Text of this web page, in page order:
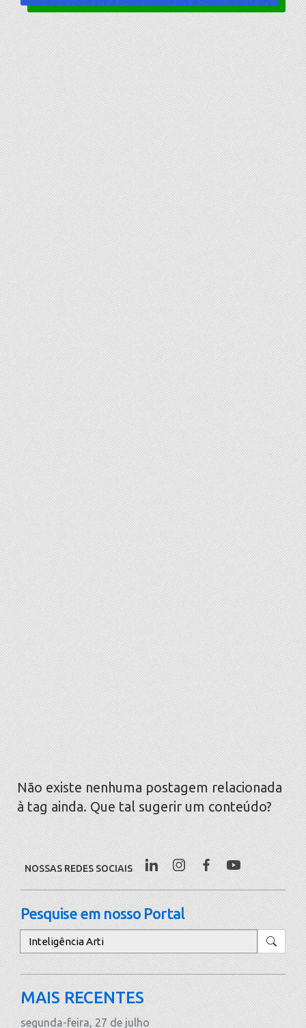
Não existe nenhuma postagem relacionada
à tag ainda. Que tal sugerir um conteúdo?
NOSSAS REDES SOCIAIS
Pesquise em nosso Portal
Pesquisar
MAIS RECENTES
segunda-feira, 27 de julho